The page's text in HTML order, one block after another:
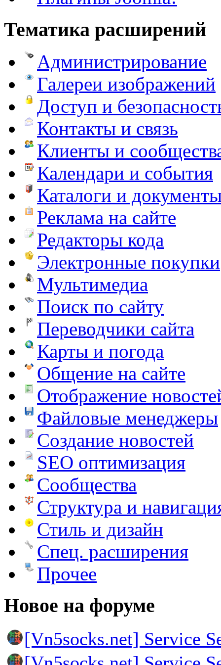
Тематика расширений
Администрирование
Галереи изображений
Доступ и
Контакты и связь
Клиенты и
Календари и события
Каталоги и
Реклама на сайте
Редакторы кода
Электронные покупки
Мультимедиа
Поиск по сайту
Переводчики сайта
Карты и погода
Общение на сайте
Отображение
Файловые менеджеры
Создание новостей
SEO оптимизация
Сообщества
Структура и
Стиль и дизайн
Спец. расширения
Прочее
Новое на форуме
[Vn5socks.net] Service